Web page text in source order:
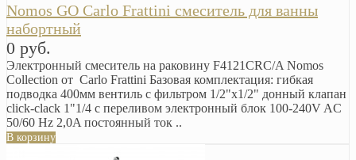
Nomos GO Carlo Frattini смеситель для ванны
набортный
0 руб.
Электронный смеситель на раковину F4121CRC/A Nomos
Сollection от Carlo Frattini Базовая комплектация: гибкая
подводка 400мм вентиль с фильтром 1/2"х1/2" донный клапан
click-clack 1"1/4 с переливом электронный блок 100-240V AC
50/60 Hz 2,0A постоянный ток ..
В корзину